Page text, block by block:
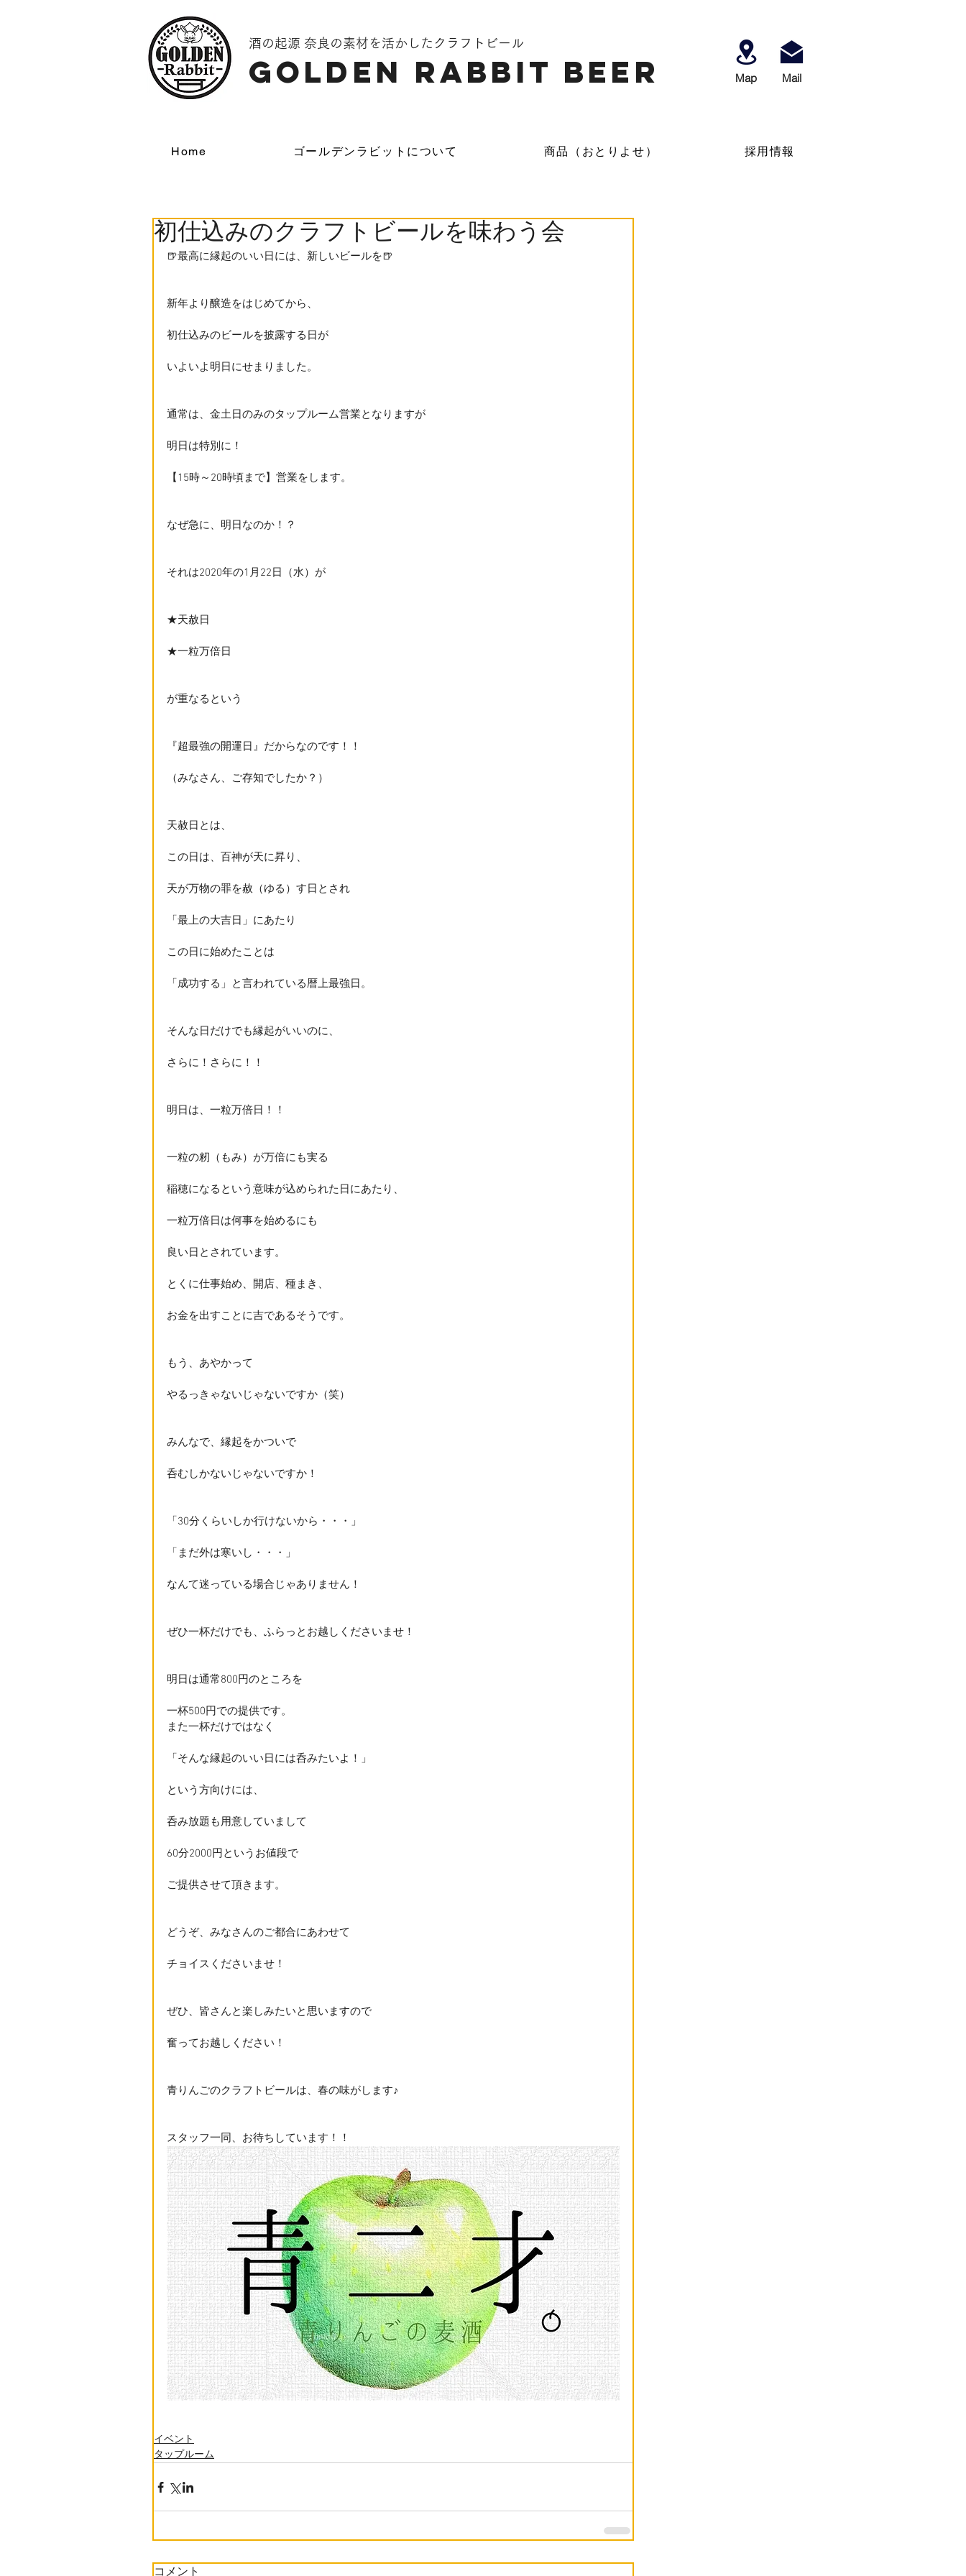
酒の起源 奈良の素材を活かしたクラフトビール
GOLDEN Rabbit Beer Map ​Mail
Home ゴールデンラビットについて 商品（おとりよせ） 採用情報
初仕込みのクラフトビールを味わう会
🍺最高に縁起のいい日には、新しいビールを🍺
新年より醸造をはじめてから、
初仕込みのビールを披露する日が
いよいよ明日にせまりました。
通常は、金土日のみのタップルーム営業となりますが
明日は特別に！
【15時～20時頃まで】営業をします。
なぜ急に、明日なのか！？
それは2020年の1月22日（水）が
★天赦日
★一粒万倍日
が重なるという
『超最強の開運日』だからなのです！！
（みなさん、ご存知でしたか？）
天赦日とは、
この日は、百神が天に昇り、
天が万物の罪を赦（ゆる）す日とされ
「最上の大吉日」にあたり
この日に始めたことは
「成功する」と言われている暦上最強日。
そんな日だけでも縁起がいいのに、
さらに！さらに！！
明日は、一粒万倍日！！
一粒の籾（もみ）が万倍にも実る
稲穂になるという意味が込められた日にあたり、
一粒万倍日は何事を始めるにも
良い日とされています。
とくに仕事始め、開店、種まき、
お金を出すことに吉であるそうです。
もう、あやかって
やるっきゃないじゃないですか（笑）
みんなで、縁起をかついで
呑むしかないじゃないですか！
「30分くらいしか行けないから・・・」
「まだ外は寒いし・・・」
なんて迷っている場合じゃありません！
ぜひ一杯だけでも、ふらっとお越しくださいませ！
明日は通常800円のところを
一杯500円での提供です。
また一杯だけではなく
「そんな縁起のいい日には呑みたいよ！」
という方向けには、
呑み放題も用意していまして
60分2000円というお値段で
ご提供させて頂きます。
どうぞ、みなさんのご都合にあわせて
チョイスくださいませ！
ぜひ、皆さんと楽しみたいと思いますので
奮ってお越しください！
青りんごのクラフトビールは、春の味がします♪
スタッフ一同、お待ちしています！！
イベント
タップルーム
コメント